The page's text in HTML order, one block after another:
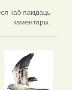
каб пакідаць
каментары.